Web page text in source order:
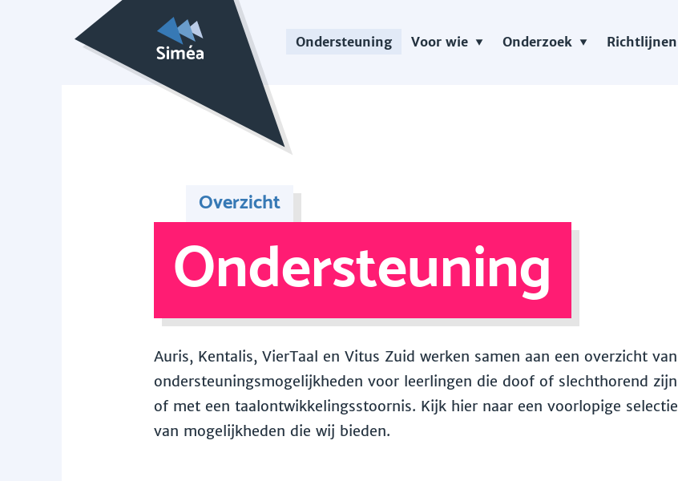
Ondersteuning Voor wie Onderzoek Richtlijnen
Overzicht
Ondersteuning
Auris, Kentalis, VierTaal en Vitus Zuid werken samen aan een overzicht van
ondersteuningsmogelijkheden voor leerlingen die doof of slechthorend zijn
of met een taalontwikkelingsstoornis. Kijk hier naar een voorlopige selectie
van mogelijkheden die wij bieden.